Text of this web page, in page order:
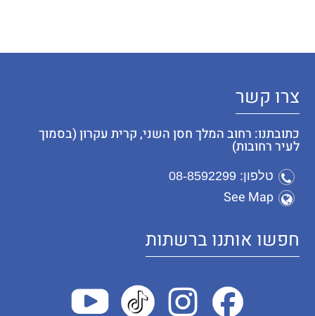
צרו קשר
כתובתנו: רחוב המלך חסן השני, קרית עקרון (בסמוך
לעיר רחובות)
טלפון: 08-8592299
See Map
חפשו אותנו ברשתות